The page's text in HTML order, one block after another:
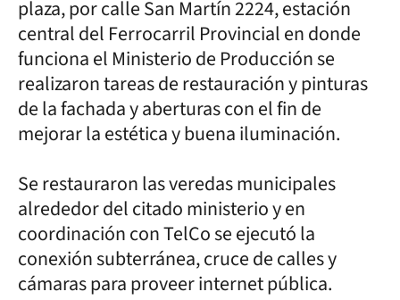
plaza, por calle San Martín 2224, estación
central del Ferrocarril Provincial en donde
funciona el Ministerio de Producción se
realizaron tareas de restauración y pinturas
de la fachada y aberturas con el fin de
mejorar la estética y buena iluminación.
Se restauraron las veredas municipales
alrededor del citado ministerio y en
coordinación con TelCo se ejecutó la
conexión subterránea, cruce de calles y
cámaras para proveer internet pública.